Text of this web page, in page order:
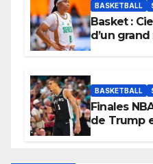
BASKETBALL
Basket :
d’un
BASKETBALL
Finales
de Trump